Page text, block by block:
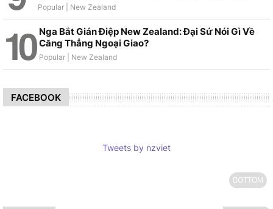
Nga Bắt Gián Điệp New Zealand: Đại Sứ Nói Gì Về
Căng Thẳng Ngoại Giao?
FACEBOOK
Tweets by nzviet
BOTTOM